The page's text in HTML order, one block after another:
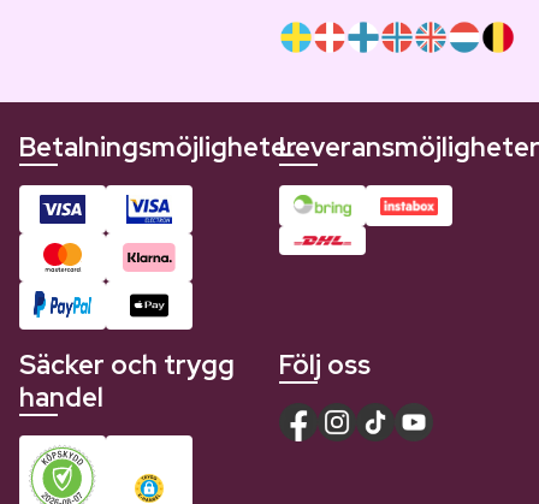
BetalningsmöjligheterLeveransmöjligheter
Säcker och trygg
handel
Följ oss